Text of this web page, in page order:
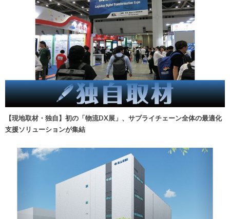
【現地取材・独自】初の「物流DX展」、サプライチェーン全体の最適化
支援ソリューションが集結